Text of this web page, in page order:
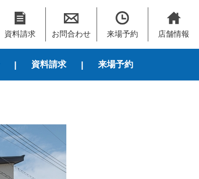
資料請求 お問合わせ 来場予約 店舗情報
資料請求 来場予約